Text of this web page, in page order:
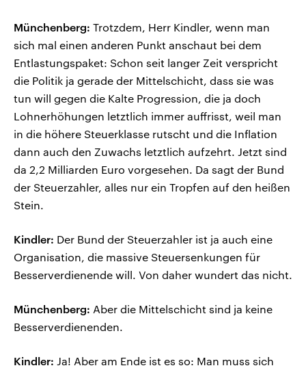
Münchenberg: Trotzdem, Herr Kindler, wenn man
sich mal einen anderen Punkt anschaut bei dem
Entlastungspaket: Schon seit langer Zeit verspricht
die Politik ja gerade der Mittelschicht, dass sie was
tun will gegen die Kalte Progression, die ja doch
Lohnerhöhungen letztlich immer auffrisst, weil man
in die höhere Steuerklasse rutscht und die Inflation
dann auch den Zuwachs letztlich aufzehrt. Jetzt sind
da 2,2 Milliarden Euro vorgesehen. Da sagt der Bund
der Steuerzahler, alles nur ein Tropfen auf den heißen
Stein.
Kindler: Der Bund der Steuerzahler ist ja auch eine
Organisation, die massive Steuersenkungen für
Besserverdienende will. Von daher wundert das nicht.
Münchenberg: Aber die Mittelschicht sind ja keine
Besserverdienenden.
Kindler: Ja! Aber am Ende ist es so: Man muss sich